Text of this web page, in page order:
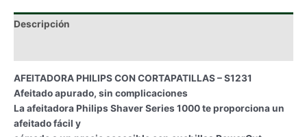
Descripción
AFEITADORA PHILIPS CON CORTAPATILLAS – S1231
Afeitado apurado, sin complicaciones
La afeitadora Philips Shaver Series 1000 te proporciona un
afeitado fácil y